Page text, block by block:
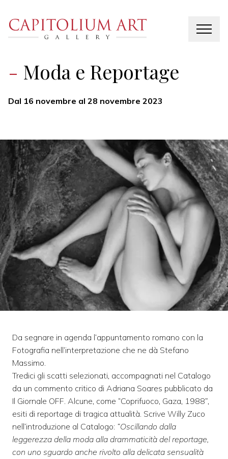
Moda e Reportage
Dal 16 novembre al 28 novembre 2023
Da segnare in agenda l’appuntamento romano con la
Fotografia nell’interpretazione che ne dà Stefano
Massimo.
Tredici gli scatti selezionati, accompagnati nel Catalogo
da un commento critico di Adriana Soares pubblicato da
Il Giornale OFF. Alcune, come “Coprifuoco, Gaza, 1988”,
esiti di reportage di tragica attualità. Scrive Willy Zuco
nell’introduzione al Catalogo: “Oscillando dalla
leggerezza della moda alla drammaticità del reportage,
con uno sguardo anche rivolto alla delicata sensualità